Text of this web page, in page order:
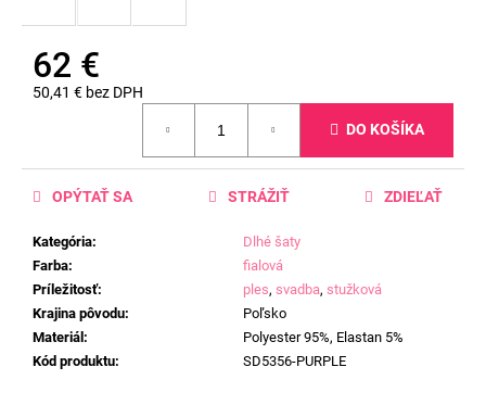
62 €
50,41 € bez DPH
DO KOŠÍKA
Kategória:
Dlhé šaty
Farba:
fialová
Príležitosť: ples, svadba, stužková
Krajina pôvodu:
Poľsko
Materiál :
Polyester 95%, Elastan 5%
Kód produktu: SD5356-PURPLE
OPÝTAŤ SA STRÁŽIŤ ZDIEĽAŤ